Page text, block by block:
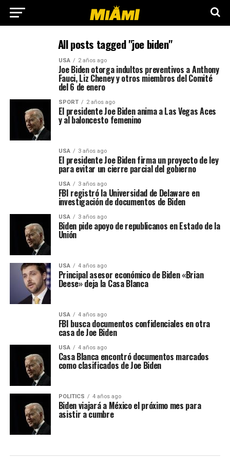
All posts tagged "joe biden"
USA 2 años ago
Joe Biden otorga indultos preventivos a Anthony
Fauci, Liz Cheney y otros miembros del Comité
del 6 de enero
SPORT 2 años ago
El presidente Joe Biden anima a Las Vegas Aces
y al baloncesto femenino
USA 3 años ago
El presidente Joe Biden firma un proyecto de ley
para evitar un cierre parcial del gobierno
USA 3 años ago
FBI registró la Universidad de Delaware en
investigación de documentos de Biden
USA 3 años ago
Biden pide apoyo de republicanos en Estado de la
Unión
USA 4 años ago
Principal asesor económico de Biden «Brian
Deese» deja la Casa Blanca
USA 4 años ago
FBI busca documentos confidenciales en otra
casa de Joe Biden
USA 4 años ago
Casa Blanca encontró documentos marcados
como clasificados de Joe Biden
POLITICS 4 años ago
Biden viajará a México el próximo mes para
asistir a cumbre